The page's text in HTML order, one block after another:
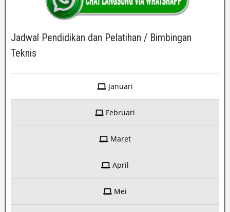
Jadwal Pendidikan dan Pelatihan / Bimbingan
Teknis
Januari
Februari
Maret
April
Mei